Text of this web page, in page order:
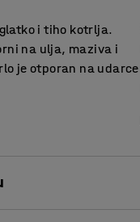
i tiho kotrlja.
na ulja, maziva i
je otporan na udarce